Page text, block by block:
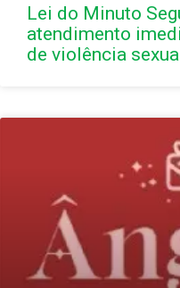
Lei do Minuto
atendimento
de violência